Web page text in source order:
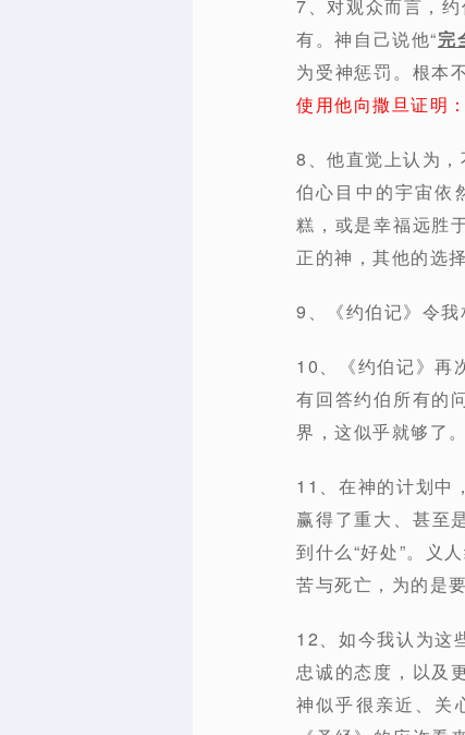
7、对观众而言，
有。神自己说他“完
为受神惩罚。根本
使用他向撒旦证明
8、他直觉上认为
伯心目中的宇宙依
糕，或是幸福远胜
正的神，其他的选
9、《约伯记》令
10、《约伯记》再
有回答约伯所有的
界，这似乎就够了
11、在神的计划中
赢得了重大、甚
到什么“好处”。义
苦与死亡，为的是
12、如今我认为这
忠诚的态度，以及
神似乎很亲近、关